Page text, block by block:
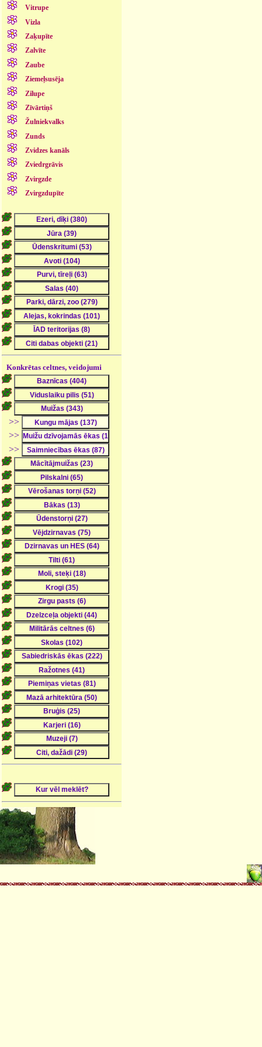
Vitrupe
Vizla
Zaķupīte
Zalvīte
Zaube
Ziemeļsusēja
Zilupe
Zīvārtiņš
Žulniekvalks
Zunds
Zvidzes kanāls
Zviedrgrāvis
Zvirgzde
Zvirgzdupīte
Konkrētas celtnes, veidojumi
>>
>>
>>